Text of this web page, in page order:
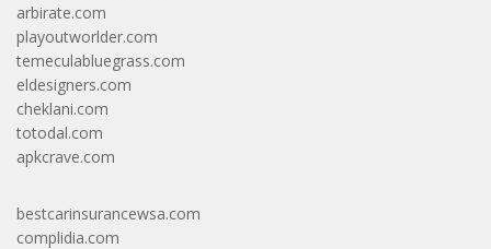
arbirate.com
playoutworlder.com
temeculabluegrass.com
eldesigners.com
cheklani.com
totodal.com
apkcrave.com
bestcarinsurancewsa.com
complidia.com